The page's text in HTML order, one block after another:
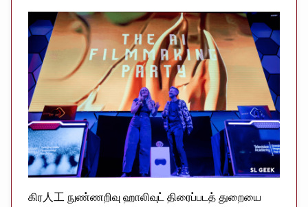
கிர人工 நுண்ணறிவு ஹாலிவுட் திரைப்படத் துறையை